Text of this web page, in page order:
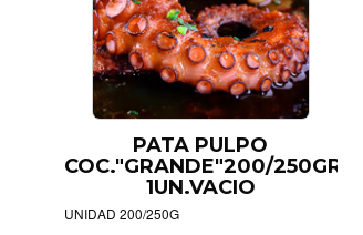
PATA PULPO
COC."GRANDE"200/250GR-
1UN.VACIO
UNIDAD 200/250G